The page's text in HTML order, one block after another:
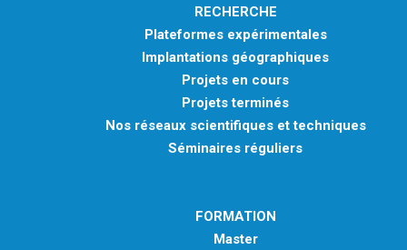
RECHERCHE
Plateformes expérimentales
Implantations géographiques
Projets en cours
Projets terminés
Nos réseaux scientifiques et techniques
Séminaires réguliers
FORMATION
Master